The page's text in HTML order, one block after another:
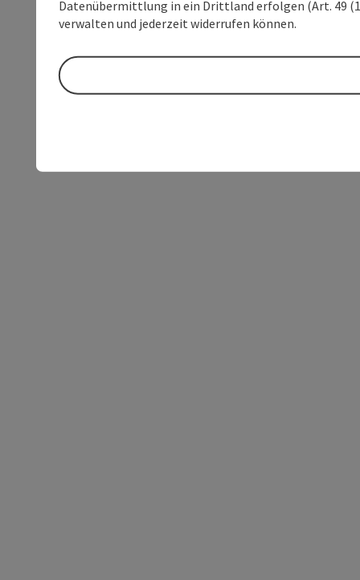
Datenübermittlung in ein Drittland erfolgen (Art. 49
verwalten und jederzeit widerrufen können.